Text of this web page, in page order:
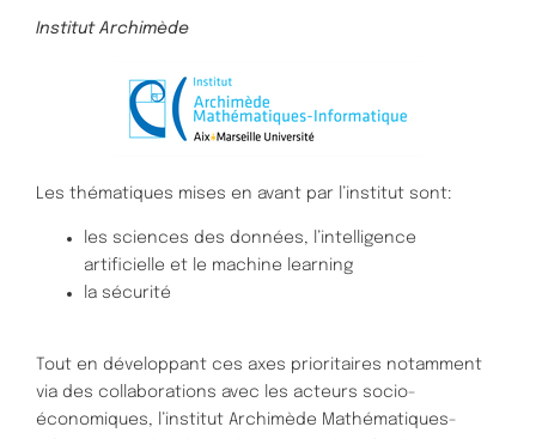
Institut Archimède
Les thématiques mises en avant par l’institut sont:
les sciences des données, l’intelligence
artificielle et le machine learning
la sécurité
Tout en développant ces axes prioritaires notamment
via des collaborations avec les acteurs socio-
économiques, l’institut Archimède Mathématiques-